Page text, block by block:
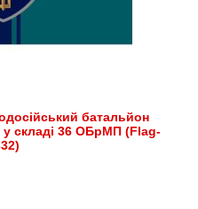
батальйон
складі 36 ОБрМП (Flag-